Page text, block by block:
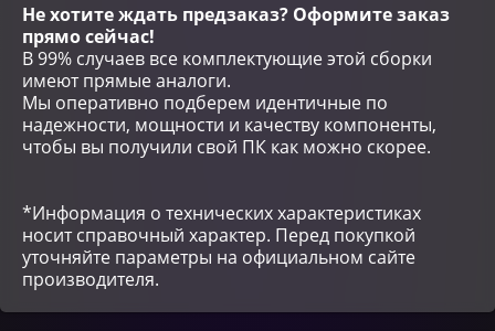
Не хотите ждать предзаказ? Оформите заказ
прямо сейчас!
В 99% случаев все комплектующие этой сборки
имеют прямые аналоги.
Мы оперативно подберем идентичные по
надежности, мощности и качеству компоненты,
чтобы вы получили свой ПК как можно скорее.
*Информация о технических характеристиках
носит справочный характер. Перед покупкой
уточняйте параметры на официальном сайте
производителя.